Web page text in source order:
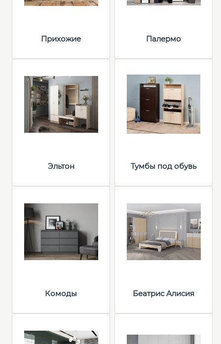
Прихожие Палермо
Эльтон Тумбы под обувь
Комоды Беатрис Алисия